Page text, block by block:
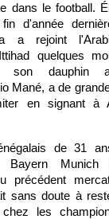
dans le football.
d'année
a rejoint
quelques
son dauphin
Mané, a de
en signant à
de 31
Bayern Munich
précédent
sans doute à
les